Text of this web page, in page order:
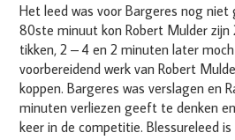
Het leed was voor Bargeres nog niet
80ste minuut kon Robert Mulder
tikken, 2 – 4 en 2 minuten later
voorbereidend werk van Robert
koppen. Bargeres was verslagen en
minuten verliezen geeft te denken
keer in de competitie. Blessureleed